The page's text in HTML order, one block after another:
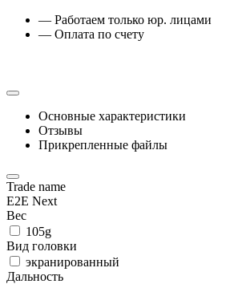
— Работаем только юр. лицами
— Оплата по счету
Основные характеристики
Отзывы
Прикрепленные файлы
Trade name
E2E Next
Вес
105g
Вид головки
экранированный
Дальность